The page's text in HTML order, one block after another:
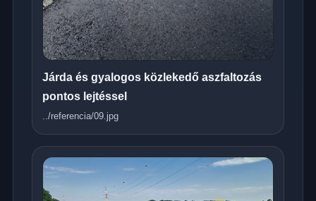
Járda és gyalogos közlekedő aszfaltozás
pontos lejtéssel
../referencia/09.jpg